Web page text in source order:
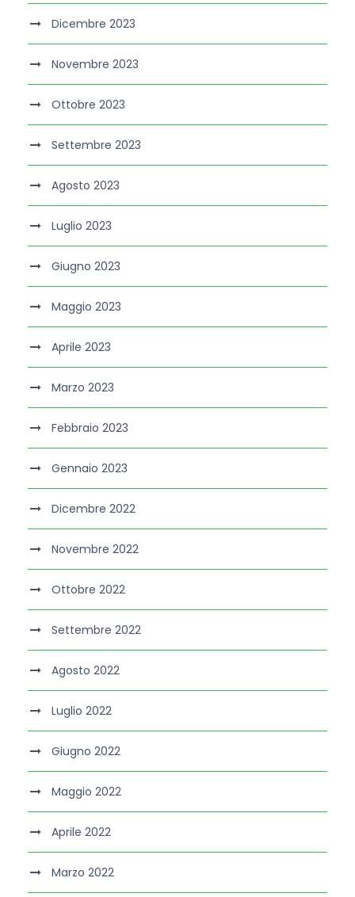
Dicembre 2023
Novembre 2023
Ottobre 2023
Settembre 2023
Agosto 2023
Luglio 2023
Giugno 2023
Maggio 2023
Aprile 2023
Marzo 2023
Febbraio 2023
Gennaio 2023
Dicembre 2022
Novembre 2022
Ottobre 2022
Settembre 2022
Agosto 2022
Luglio 2022
Giugno 2022
Maggio 2022
Aprile 2022
Marzo 2022